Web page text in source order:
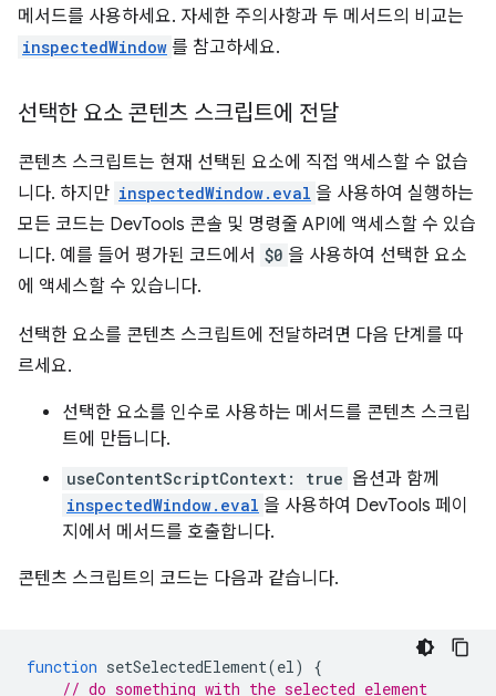
메서드를 사용하세요. 자세한 주의사항과 두 메서드의 비교는
inspectedWindow 를 참고하세요.
선택한 요소 콘텐츠 스크립트에 전달
콘텐츠 스크립트는 현재 선택된 요소에 직접 액세스할 수 없습
니다. 하지만 inspectedWindow.eval 을 사용하여 실행하는
모든 코드는 DevTools 콘솔 및 명령줄 API에 액세스할 수 있습
니다. 예를 들어 평가된 코드에서 $0 을 사용하여 선택한 요소
에 액세스할 수 있습니다.
선택한 요소를 콘텐츠 스크립트에 전달하려면 다음 단계를 따
르세요.
선택한 요소를 인수로 사용하는 메서드를 콘텐츠 스크립
트에 만듭니다.
useContentScriptContext: true 옵션과 함께
inspectedWindow.eval 을 사용하여 DevTools 페이
지에서 메서드를 호출합니다.
콘텐츠 스크립트의 코드는 다음과 같습니다.
function setSelectedElement(el)
{
// do something with the selected element